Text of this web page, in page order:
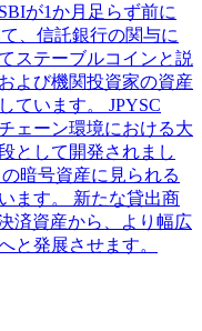
が1か月足らず前に
、信託銀行の関与に
ステーブルコインと説
よび機関投資家の資産
ています。 JPYSC
ェーン環境における大
として開発されまし
暗号資産に見られる
ます。 新たな貸出商
済資産から、より幅広
と発展させます。